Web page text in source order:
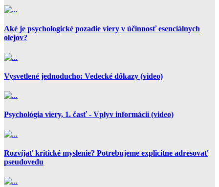
Aké je psychologické pozadie viery v účinnosť esenciálnych
olejov?
Vysvetlené jednoducho: Vedecké dôkazy (video)
Psychológia viery, 1. časť - Vplyv informácií (video)
Rozvíjať kritické myslenie? Potrebujeme explicitne adresovať
pseudovedu